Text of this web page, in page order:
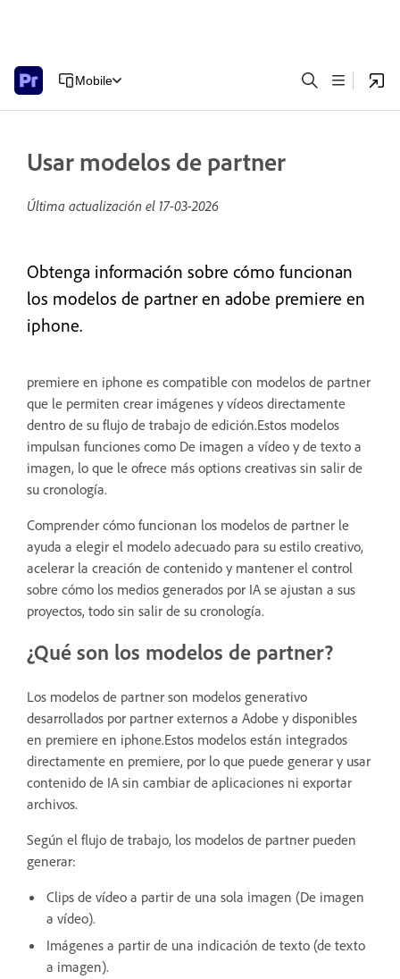
Mobile
Usar modelos de partner
Última actualización el 17-03-2026
Obtenga información sobre cómo funcionan
los modelos de partner en adobe premiere en
iphone.
premiere en iphone es compatible con modelos de partner
que le permiten crear imágenes y vídeos directamente
dentro de su flujo de trabajo de edición.Estos modelos
impulsan funciones como De imagen a vídeo y de texto a
imagen, lo que le ofrece más options creativas sin salir de
su cronología.
Comprender cómo funcionan los modelos de partner le
ayuda a elegir el modelo adecuado para su estilo creativo,
acelerar la creación de contenido y mantener el control
sobre cómo los medios generados por IA se ajustan a sus
proyectos, todo sin salir de su cronología.
¿Qué son los modelos de partner?
Los modelos de partner son modelos generativo
desarrollados por partner externos a Adobe y disponibles
en premiere en iphone.Estos modelos están integrados
directamente en premiere, por lo que puede generar y usar
contenido de IA sin cambiar de aplicaciones ni exportar
archivos.
Según el flujo de trabajo, los modelos de partner pueden
generar:
Clips de vídeo a partir de una sola imagen (De imagen
a vídeo).
Imágenes a partir de una indicación de texto (de texto
a imagen).